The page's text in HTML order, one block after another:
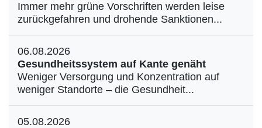
Immer mehr grüne Vorschriften werden leise
zurückgefahren und drohende Sanktionen...
06.08.2026
Gesundheitssystem auf Kante genäht
Weniger Versorgung und Konzentration auf
weniger Standorte – die Gesundheit...
05.08.2026